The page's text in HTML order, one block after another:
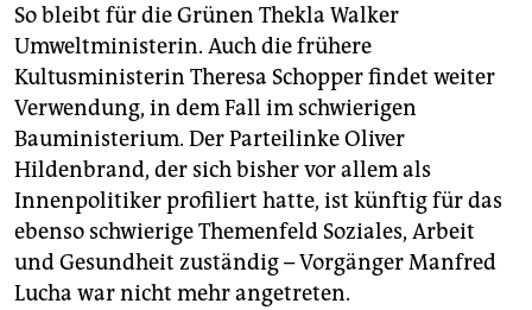
So bleibt für die Grünen Thekla Walker
Umweltministerin. Auch die frühere
Kultusministerin Theresa Schopper findet weiter
Verwendung, in dem Fall im schwierigen
Bauministerium. Der Parteilinke Oliver
Hildenbrand, der sich bisher vor allem als
Innenpolitiker profiliert hatte, ist künftig für das
ebenso schwierige Themenfeld Soziales, Arbeit
und Gesundheit zuständig – Vorgänger Manfred
Lucha war nicht mehr angetreten.